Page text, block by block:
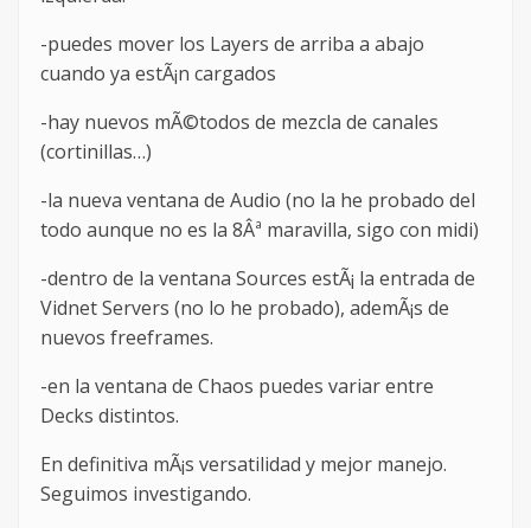
-puedes mover los Layers de arriba a abajo
cuando ya estÃ¡n cargados
-hay nuevos mÃ©todos de mezcla de canales
(cortinillas…)
-la nueva ventana de Audio (no la he probado del
todo aunque no es la 8Âª maravilla, sigo con midi)
-dentro de la ventana Sources estÃ¡ la entrada de
Vidnet Servers (no lo he probado), ademÃ¡s de
nuevos freeframes.
-en la ventana de Chaos puedes variar entre
Decks distintos.
En definitiva mÃ¡s versatilidad y mejor manejo.
Seguimos investigando.